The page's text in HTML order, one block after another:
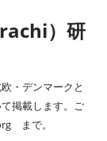
）研
・デンマークと
掲載します。ご
まで。